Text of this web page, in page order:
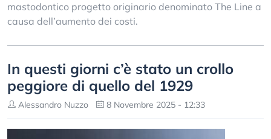
mastodontico progetto originario denominato The Line a
causa dell’aumento dei costi.
In questi giorni c’è stato un crollo
peggiore di quello del 1929
Alessandro Nuzzo 8 Novembre 2025 - 12:33